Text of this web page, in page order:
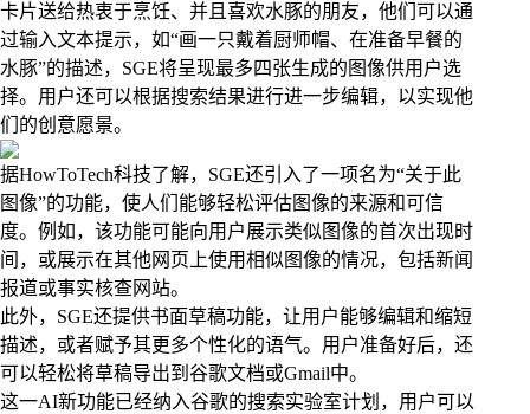
卡片送给热衷于烹饪、并且喜欢水豚的朋友，他们可以通
过输入文本提示，如“画一只戴着厨师帽、在准备早餐的
水豚”的描述，SGE将呈现最多四张生成的图像供用户选
择。用户还可以根据搜索结果进行进一步编辑，以实现他
们的创意愿景。
据HowToTech科技了解，SGE还引入了一项名为“关于此
图像”的功能，使人们能够轻松评估图像的来源和可信
度。例如，该功能可能向用户展示类似图像的首次出现时
间，或展示在其他网页上使用相似图像的情况，包括新闻
报道或事实核查网站。
此外，SGE还提供书面草稿功能，让用户能够编辑和缩短
描述，或者赋予其更多个性化的语气。用户准备好后，还
可以轻松将草稿导出到谷歌文档或Gmail中。
这一AI新功能已经纳入谷歌的搜索实验室计划，用户可以